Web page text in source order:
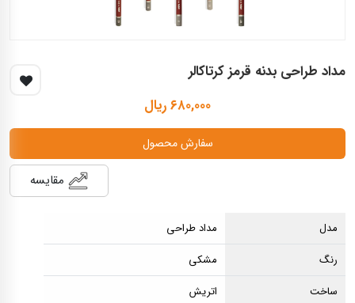
مداد طراحی بدنه قرمز کرتاکالر
۶۸۰,۰۰۰ ریال
سفارش محصول
مقایسه
مدل
مداد طراحی
رنگ
مشکی
ساخت
اتریش